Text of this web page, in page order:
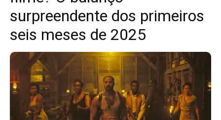
surpreendente dos primeiros
seis meses de 2025